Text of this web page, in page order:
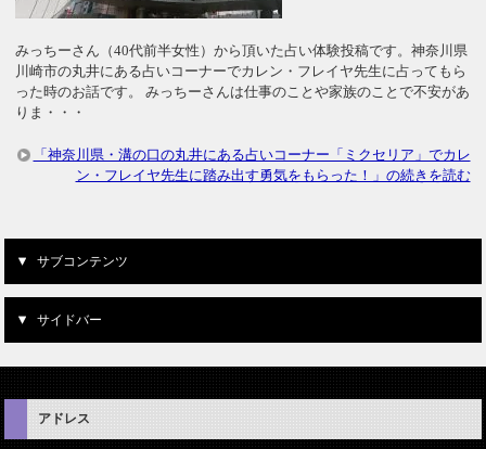
みっちーさん（40代前半女性）から頂いた占い体験投稿です。神奈川県
川崎市の丸井にある占いコーナーでカレン・フレイヤ先生に占ってもら
った時のお話です。 みっちーさんは仕事のことや家族のことで不安があ
りま・・・
「神奈川県・溝の口の丸井にある占いコーナー「ミクセリア」でカレ
ン・フレイヤ先生に踏み出す勇気をもらった！」の続きを読む
サブコンテンツ
サイドバー
アドレス